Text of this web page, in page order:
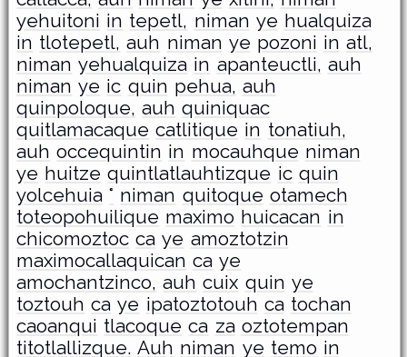
yehuitoni in tepetl, niman ye hualquiza
in tlotepetl, auh niman ye pozoni in atl,
niman yehualquiza in apanteuctli, auh
niman ye ic quin pehua, auh
quinpoloque, auh quiniquac
quitlamacaque catlitique in tonatiuh,
auh occequintin in mocauhque niman
ye huitze quintlatlauhtizque ic quin
yolcehuia ° niman quitoque otamech
toteopohuilique maximo huicacan in
chicomoztoc ca ye amoztotzin
maximocallaquican ca ye
amochantzinco, auh cuix quin ye
toztouh ca ye ipatoztotouh ca tochan
caoanqui tlacoque ca za oztotempan
titotlallizque. Auh niman ye temo in